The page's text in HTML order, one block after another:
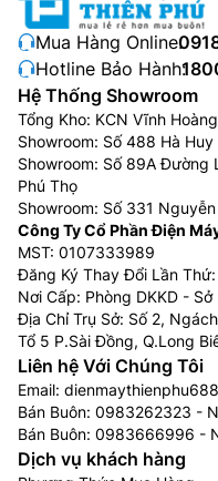
Mua Hàng Online:
Hotline Bảo Hành:
Hệ Thống Showroom
Tổng Kho: KCN Vĩnh
Showroom: Số 488 Hà
Showroom: Số 89A Đường
Phú Thọ
Showroom: Số 331
Công Ty Cổ Phần Điện
MST: 0107333989
Đăng Ký Thay Đổi Lần
Nơi Cấp: Phòng DKKD -
Địa Chỉ Trụ Sở: Số 2,
Tổ 5 P.Sài Đồng, Q.Long
Liên hệ Với Chúng Tôi
Email:
Bán Buôn: 0983262323 -
Bán Buôn: 0983666996 -
Dịch vụ khách hàng